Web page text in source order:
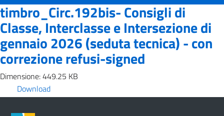
timbro_Circ.192bis- Consigli di
Classe, Interclasse e Intersezione di
gennaio 2026 (seduta tecnica) - con
correzione refusi-signed
Dimensione: 449.25 KB
Download